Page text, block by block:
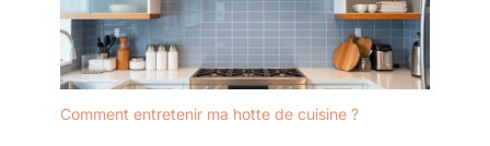
Comment entretenir ma hotte de cuisine ?